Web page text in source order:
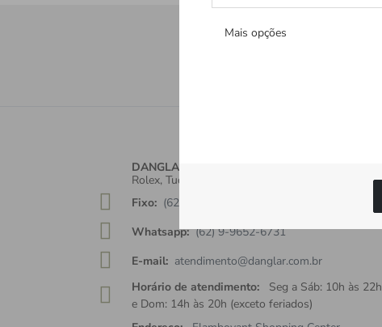
Mais opções
DANGLAR
Rolex, Tudor, Cartier, TAGHeuer, Brumani.
Fixo: (62) 3142-7255
Whatsapp: (62) 9-9652-6731
E-mail: atendimento@danglar.com.br
Horário de atendimento:
Seg a Sáb: 10h às 22h
e Dom: 14h às 20h (exceto feriados)